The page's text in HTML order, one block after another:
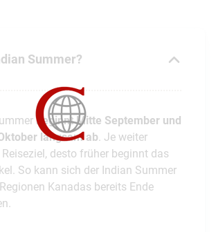
Summer?
beginnt Mitte September und
langsam ab. Je weiter
desto früher beginnt das
So kann sich der Indian Summer
Kanadas bereits Ende